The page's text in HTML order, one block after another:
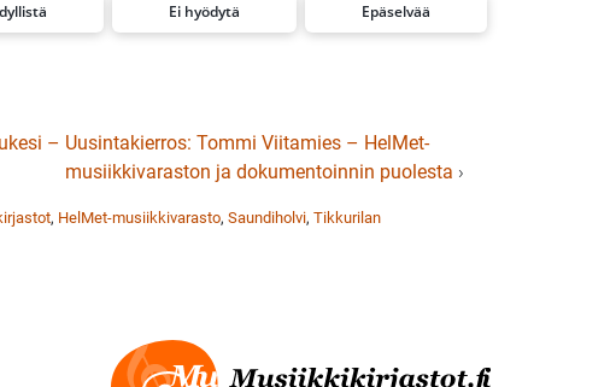
Ei hyödytä Epäselvää
– Uusintakierros: Tommi Viitamies – HelMet-
musiikkivaraston ja dokumentoinnin puolesta ›
, HelMet-musiikkivarasto, Saundiholvi, Tikkurilan